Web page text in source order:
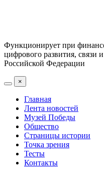
Функционирует при
цифрового развития, связи
Российской Федерации
×
Главная
Лента новостей
Музей Победы
Общество
Страницы истории
Точка зрения
Тесты
Контакты